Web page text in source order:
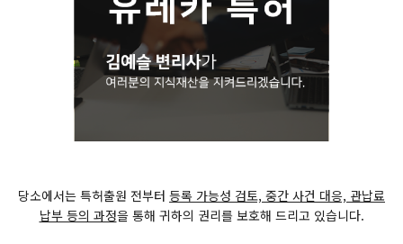
당소에서는 특허출원 전부터 등록 가능성 검토, 중간 사건 대응, 관납료
납부 등의 과정을 통해 귀하의 권리를 보호해 드리고 있습니다.